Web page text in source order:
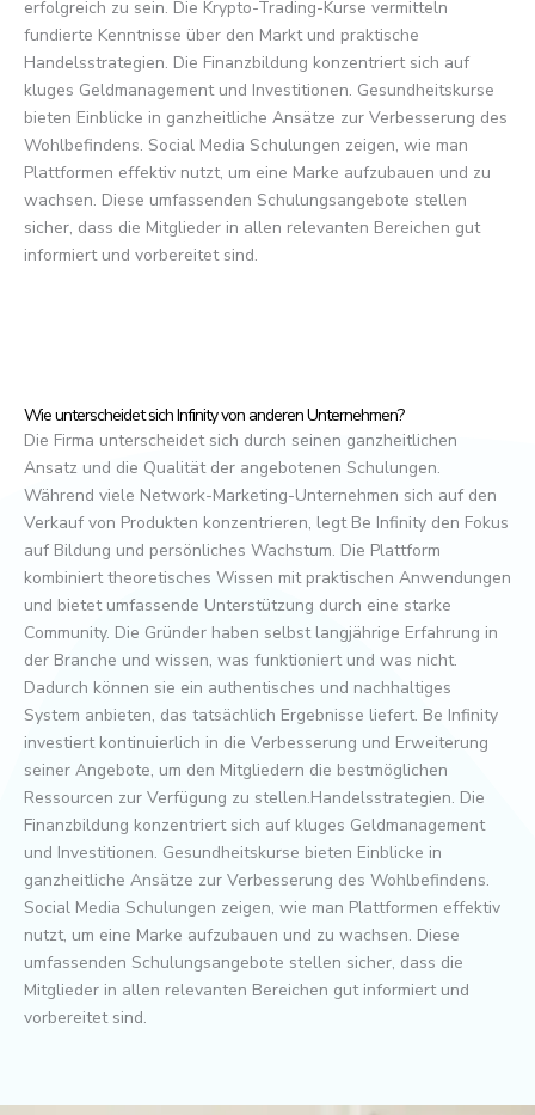
erfolgreich zu sein. Die Krypto-Trading-Kurse vermitteln
fundierte Kenntnisse über den Markt und praktische
Handelsstrategien. Die Finanzbildung konzentriert sich auf
kluges Geldmanagement und Investitionen. Gesundheitskurse
bieten Einblicke in ganzheitliche Ansätze zur Verbesserung des
Wohlbefindens. Social Media Schulungen zeigen, wie man
Plattformen effektiv nutzt, um eine Marke aufzubauen und zu
wachsen. Diese umfassenden Schulungsangebote stellen
sicher, dass die Mitglieder in allen relevanten Bereichen gut
informiert und vorbereitet sind.
Wie unterscheidet sich Infinity von anderen Unternehmen?
Die Firma unterscheidet sich durch seinen ganzheitlichen
Ansatz und die Qualität der angebotenen Schulungen.
Während viele Network-Marketing-Unternehmen sich auf den
Verkauf von Produkten konzentrieren, legt Be Infinity den Fokus
auf Bildung und persönliches Wachstum. Die Plattform
kombiniert theoretisches Wissen mit praktischen Anwendungen
und bietet umfassende Unterstützung durch eine starke
Community. Die Gründer haben selbst langjährige Erfahrung in
der Branche und wissen, was funktioniert und was nicht.
Dadurch können sie ein authentisches und nachhaltiges
System anbieten, das tatsächlich Ergebnisse liefert. Be Infinity
investiert kontinuierlich in die Verbesserung und Erweiterung
seiner Angebote, um den Mitgliedern die bestmöglichen
Ressourcen zur Verfügung zu stellen.Handelsstrategien. Die
Finanzbildung konzentriert sich auf kluges Geldmanagement
und Investitionen. Gesundheitskurse bieten Einblicke in
ganzheitliche Ansätze zur Verbesserung des Wohlbefindens.
Social Media Schulungen zeigen, wie man Plattformen effektiv
nutzt, um eine Marke aufzubauen und zu wachsen. Diese
umfassenden Schulungsangebote stellen sicher, dass die
Mitglieder in allen relevanten Bereichen gut informiert und
vorbereitet sind.